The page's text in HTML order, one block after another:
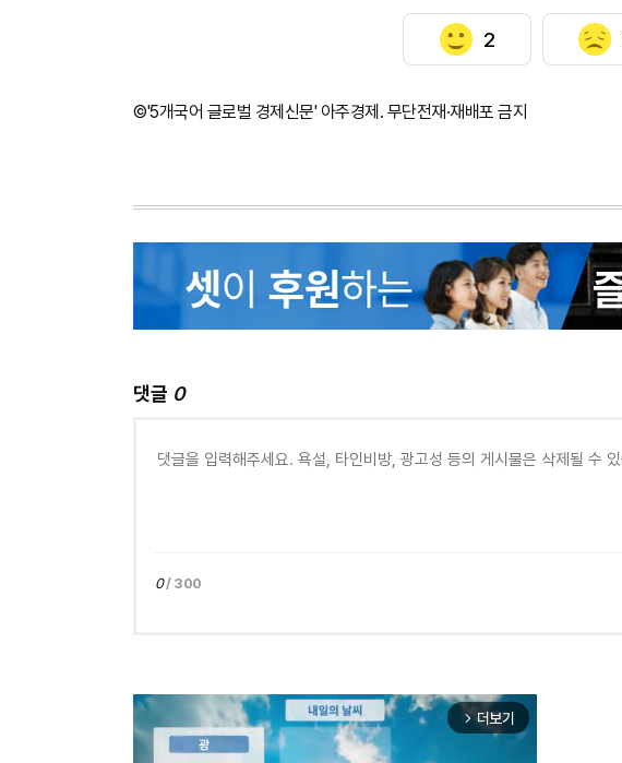
2
©'5개국어 글로벌 경제신문' 아주경제. 무단전재·재배포 금지
댓글 0
0/ 300
arrow_forward_ios 더보기